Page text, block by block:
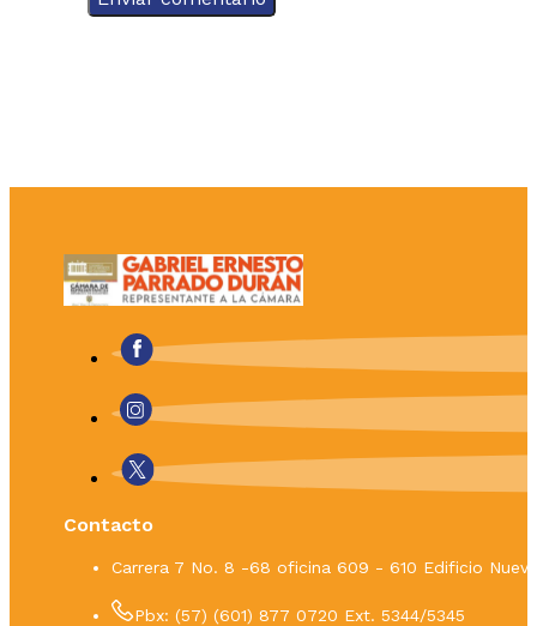
Contacto
Carrera 7 No. 8 -68 oficina 609 - 610 Edificio
Pbx: (57) (601) 877 0720 Ext. 5344/5345